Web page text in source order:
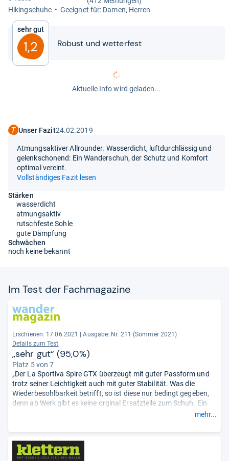
Hikingschuhe
Geeig­net für: Damen, Her­ren
Sehr gut
1,2 Robust und wet­ter­fest
Aktuelle Info wird geladen...
Unser Fazit24.02.2019
Atmungsaktiver Allrounder. Wasserdicht, luftdurchlässig und
gelenkschonend: Ein Wanderschuh, der Schutz und Komfort
optimal vereint.
Vollständiges Fazit lesen
Stärken
wasserdicht
atmungsaktiv
rutschfeste Sohle
gute Dämpfung
Schwächen
noch keine bekannt
Im Test der Fach­ma­ga­zine
Erschienen: 17.06.2021 | Ausgabe: Nr. 211 (Sommer 2021)
Details zum Test
„sehr gut“ (95,0%)
Platz 5 von 7
„Der La Sportiva Spire GTX überzeugt mit guter Passform und
trotz seiner Leichtigkeit auch mit guter Stabilität. Was die
Wiederbesohlbarkeit betrifft, so ist diese nur bedingt gegeben,
denn ab Werk gibt es keine orginal Ersatzteile zum Schuh. Ein
von La Sportiva zertifizierter Schusterbetrieb ist jedoch in der
95% der möglichen Punkte ...“
mehr...